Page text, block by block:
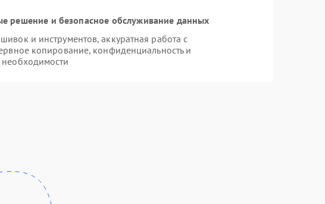
решение и безопасное обслуживание данных
и инструментов, аккуратная работа с
копирование, конфиденциальность и